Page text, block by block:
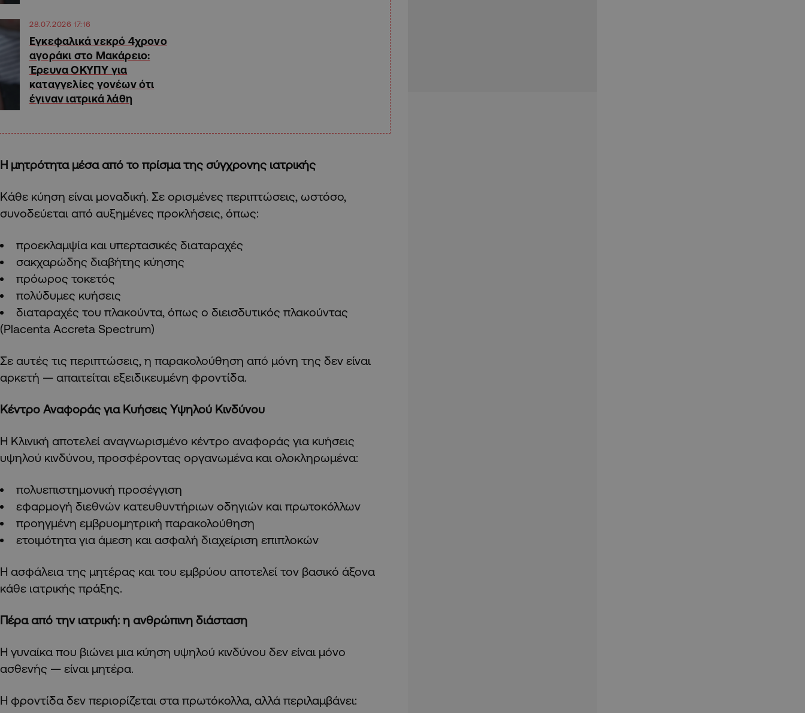
28.07.2026 17:16
Εγκεφαλικά νεκρό 4χρονο
αγοράκι στο Μακάρειο:
Έρευνα ΟΚΥΠΥ για
καταγγελίες γονέων ότι
έγιναν ιατρικά λάθη
Η μητρότητα μέσα από το πρίσμα της σύγχρονης ιατρικής
Κάθε κύηση είναι μοναδική. Σε ορισμένες περιπτώσεις, ωστόσο,
συνοδεύεται από αυξημένες προκλήσεις, όπως:
προεκλαμψία και υπερτασικές διαταραχές
σακχαρώδης διαβήτης κύησης
πρόωρος τοκετός
πολύδυμες κυήσεις
διαταραχές του πλακούντα, όπως ο διεισδυτικός πλακούντας
(Placenta Accreta Spectrum)
Σε αυτές τις περιπτώσεις, η παρακολούθηση από μόνη της δεν είναι
αρκετή — απαιτείται εξειδικευμένη φροντίδα.
Κέντρο Αναφοράς για Κυήσεις Υψηλού Κινδύνου
Η Κλινική αποτελεί αναγνωρισμένο κέντρο αναφοράς για κυήσεις
υψηλού κινδύνου, προσφέροντας οργανωμένα και ολοκληρωμένα:
πολυεπιστημονική προσέγγιση
εφαρμογή διεθνών κατευθυντήριων οδηγιών και πρωτοκόλλων
προηγμένη εμβρυομητρική παρακολούθηση
ετοιμότητα για άμεση και ασφαλή διαχείριση επιπλοκών
Η ασφάλεια της μητέρας και του εμβρύου αποτελεί τον βασικό άξονα
κάθε ιατρικής πράξης.
Πέρα από την ιατρική: η ανθρώπινη διάσταση
Η γυναίκα που βιώνει μια κύηση υψηλού κινδύνου δεν είναι μόνο
ασθενής — είναι μητέρα.
Η φροντίδα δεν περιορίζεται στα πρωτόκολλα, αλλά περιλαμβάνει: